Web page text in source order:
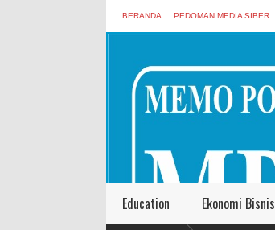
BERANDA PEDOMAN MEDIA SIBER
Education Ekonomi Bisnis